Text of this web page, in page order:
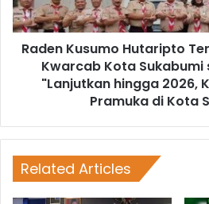
Raden Kusumo Hutaripto
Kwarcab Kota Sukabumi
"Lanjutkan hingga 2026,
Pramuka di Kota
Related Articles